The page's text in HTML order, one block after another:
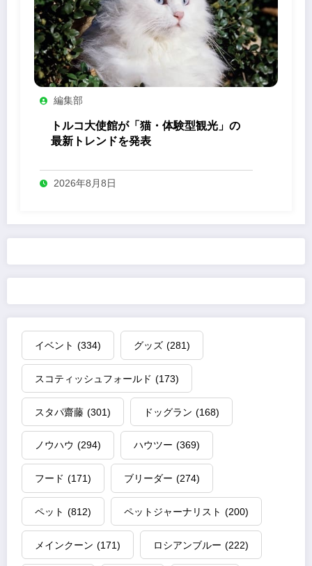
編集部
トルコ大使館が「猫・体験型観光」の
最新トレンドを発表
2026年8月8日
イベント (334) グッズ (281)
スコティッシュフォールド (173)
スタパ齋藤 (301) ドッグラン (168)
ノウハウ (294) ハウツー (369)
フード (171) ブリーダー (274)
ペット (812) ペットジャーナリスト (200)
メインクーン (171) ロシアンブルー (222)